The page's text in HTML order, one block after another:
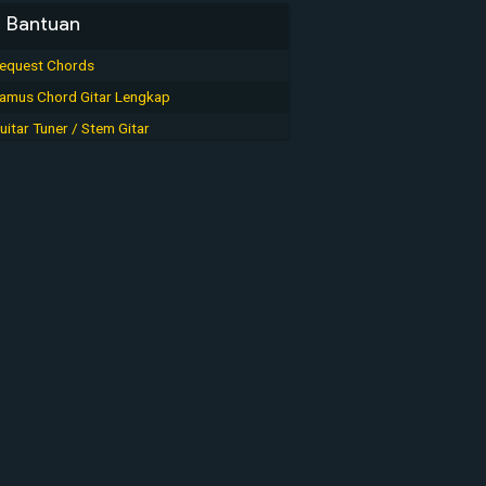
Bantuan
Chords
Chord Gitar Lengkap
Tuner / Stem Gitar